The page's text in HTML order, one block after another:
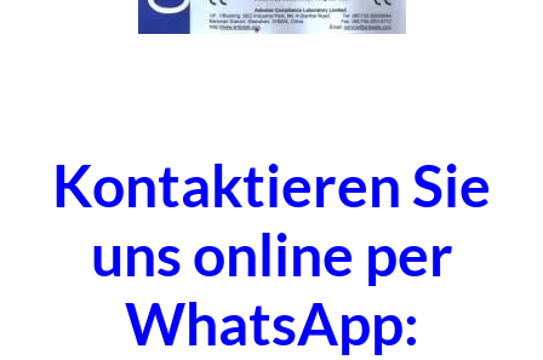
Kontaktieren Sie
uns online per
WhatsApp: